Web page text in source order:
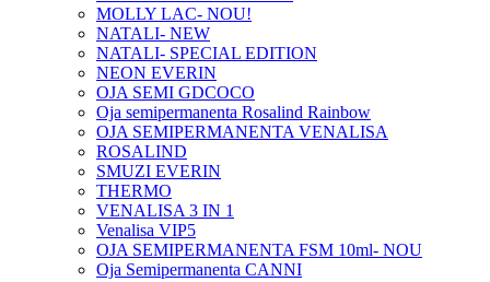
MOLLY LAC- NOU!
NATALI- NEW
NATALI- SPECIAL EDITION
NEON EVERIN
OJA SEMI GDCOCO
Oja semipermanenta Rosalind Rainbow
OJA SEMIPERMANENTA VENALISA
ROSALIND
SMUZI EVERIN
THERMO
VENALISA 3 IN 1
Venalisa VIP5
OJA SEMIPERMANENTA FSM 10ml- NOU
Oja Semipermanenta CANNI